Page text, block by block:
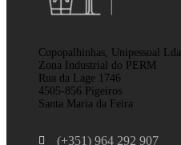
Copopalhinhas, Unipessoal Lda
Zona Industrial do PERM
Rua da Lage 1746
4505-856 Pigeiros
Santa Maria da Feira
(+351) 964 292 907